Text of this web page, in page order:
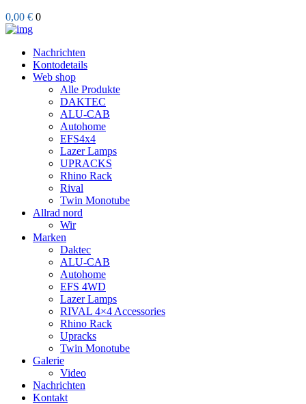
0,00 € 0
Nachrichten
Kontodetails
Web shop
Alle Produkte
DAKTEC
ALU-CAB
Autohome
EFS4x4
Lazer Lamps
UPRACKS
Rhino Rack
Rival
Twin Monotube
Allrad nord
Wir
Marken
Daktec
ALU-CAB
Autohome
EFS 4WD
Lazer Lamps
RIVAL 4×4 Accessories
Rhino Rack
Upracks
Twin Monotube
Galerie
Video
Nachrichten
Kontakt